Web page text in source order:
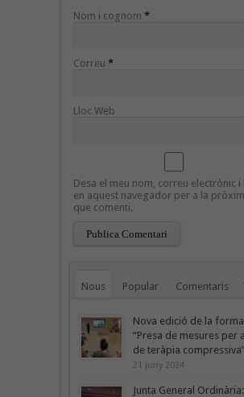
Nom i cognom *
Correu *
Lloc Web
Desa el meu nom, correu electrònic i
en aquest navegador per a la
que comenti.
Nous Popular Comentaris
Nova edició de la
“Presa de mesures per
de teràpia
21 juny 2024
Junta General Ordinària: